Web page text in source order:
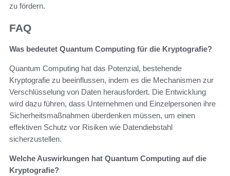
zu fördern.
FAQ
Was bedeutet Quantum Computing für die Kryptografie?
Quantum Computing hat das Potenzial, bestehende
Kryptografie zu beeinflussen, indem es die Mechanismen zur
Verschlüsselung von Daten herausfordert. Die Entwicklung
wird dazu führen, dass Unternehmen und Einzelpersonen ihre
Sicherheitsmaßnahmen überdenken müssen, um einen
effektiven Schutz vor Risiken wie Datendiebstahl
sicherzustellen.
Welche Auswirkungen hat Quantum Computing auf die
Kryptografie?